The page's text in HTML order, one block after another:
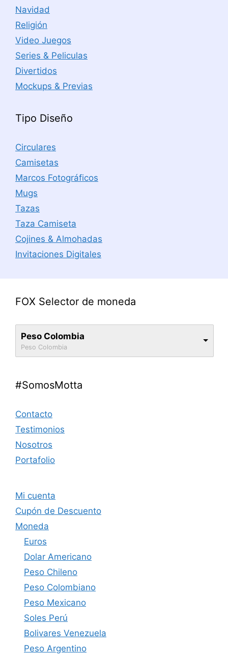
Navidad
Religión
Video Juegos
Series & Peliculas
Divertidos
Mockups & Previas
Tipo Diseño
Circulares
Camisetas
Marcos Fotográficos
Mugs
Tazas
Taza Camiseta
Cojines & Almohadas
Invitaciones Digitales
FOX Selector de moneda
Peso Colombia
Peso Colombia
#SomosMotta
Contacto
Testimonios
Nosotros
Portafolio
Mi cuenta
Cupón de Descuento
Moneda
Euros
Dolar Americano
Peso Chileno
Peso Colombiano
Peso Mexicano
Soles Perú
Bolivares Venezuela
Peso Argentino